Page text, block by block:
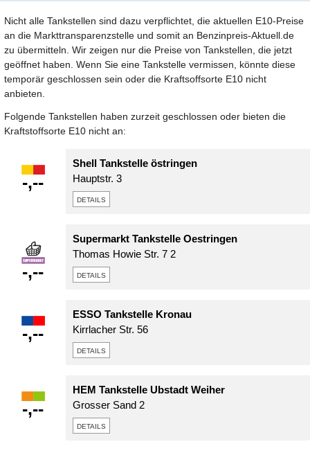
Nicht alle Tankstellen sind dazu verpflichtet, die aktuellen E10-Preise
an die Markttransparenzstelle und somit an Benzinpreis-Aktuell.de
zu übermitteln. Wir zeigen nur die Preise von Tankstellen, die jetzt
geöffnet haben. Wenn Sie eine Tankstelle vermissen, könnte diese
temporär geschlossen sein oder die Kraftsoffsorte E10 nicht
anbieten.
Folgende Tankstellen haben zurzeit geschlossen oder bieten die
Kraftstoffsorte E10 nicht an:
-,--
Shell Tankstelle östringen
Hauptstr. 3
details
-,--
Supermarkt Tankstelle Oestringen
Thomas Howie Str. 7 2
details
-,--
ESSO Tankstelle Kronau
Kirrlacher Str. 56
details
-,--
HEM Tankstelle Ubstadt Weiher
Grosser Sand 2
details